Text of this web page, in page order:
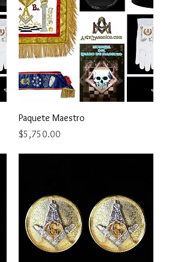
Vista rápida
Paquete Maestro
Precio
$5,750.00